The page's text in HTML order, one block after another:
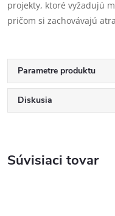
projekty, ktoré vyžadujú
pričom si zachovávajú
Parametre produktu
Diskusia
Súvisiaci tovar